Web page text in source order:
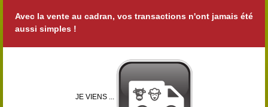
Avec la vente au cadran, vos transactions n'ont jamais été
aussi simples !
JE VIENS ...